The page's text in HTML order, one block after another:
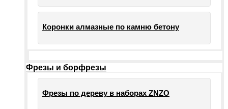
Коронки алмазные по камню бетону
Фрезы и борфрезы
Фрезы по дереву в наборах ZNZO